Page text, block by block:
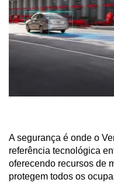
A segurança é onde o
referência tecnológica
oferecendo recursos de
protegem todos os